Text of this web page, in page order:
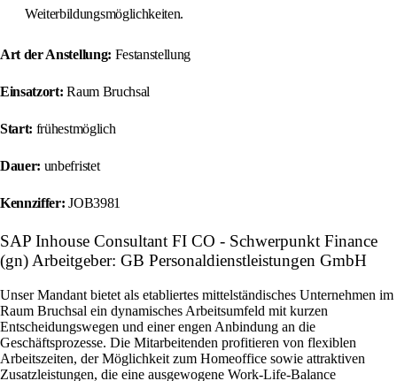
Weiterbildungsmöglichkeiten.
Art der Anstellung: Festanstellung
Einsatzort: Raum Bruchsal
Start: frühestmöglich
Dauer: unbefristet
Kennziffer: JOB3981
SAP Inhouse Consultant FI CO - Schwerpunkt Finance
(gn) Arbeitgeber: GB Personaldienstleistungen GmbH
Unser Mandant bietet als etabliertes mittelständisches Unternehmen im
Raum Bruchsal ein dynamisches Arbeitsumfeld mit kurzen
Entscheidungswegen und einer engen Anbindung an die
Geschäftsprozesse. Die Mitarbeitenden profitieren von flexiblen
Arbeitszeiten, der Möglichkeit zum Homeoffice sowie attraktiven
Zusatzleistungen, die eine ausgewogene Work-Life-Balance